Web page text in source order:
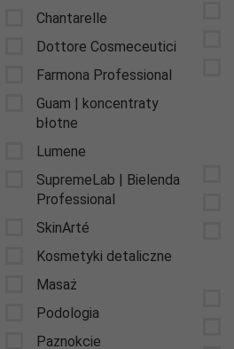
Chantarelle
Dottore Cosmeceutici
Farmona Professional
Guam | koncentraty
błotne
Lumene
SupremeLab | Bielenda
Professional
SkinArté
Kosmetyki detaliczne
Masaż
Podologia
Paznokcie